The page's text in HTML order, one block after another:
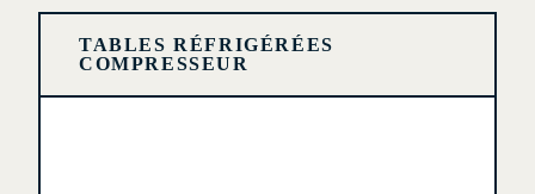
TABLES RÉFRIGÉRÉES
COMPRESSEUR